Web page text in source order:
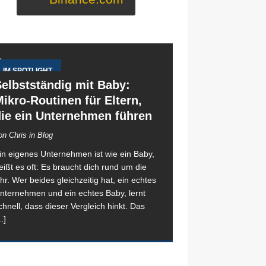
IM SPOTLIGHT
mit Baby:
Routinen für Eltern,
ein Unternehmen führen
Chris in Blog
eigenes Unternehmen ist wie ein Baby,
es oft: Es braucht dich rund um die
Wer beides gleichzeitig hat, ein echtes
und ein echtes Baby, lernt
dass dieser Vergleich hinkt. Das